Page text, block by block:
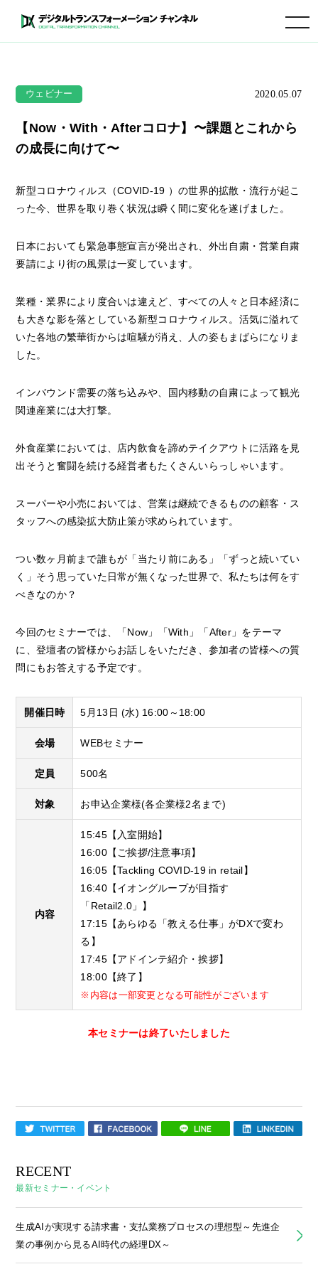
toggle navigation
ウェビナー 2020.05.07
【Now・With・Afterコロナ】〜課題とこれから
の成長に向けて〜
新型コロナウィルス（COVID-19 ）の世界的拡散・流行が起こ
った今、世界を取り巻く状況は瞬く間に変化を遂げました。
日本においても緊急事態宣言が発出され、外出自粛・営業自粛
要請により街の風景は一変しています。
業種・業界により度合いは違えど、すべての人々と日本経済に
も大きな影を落としている新型コロナウィルス。活気に溢れて
いた各地の繁華街からは喧騒が消え、人の姿もまばらになりま
した。
インバウンド需要の落ち込みや、国内移動の自粛によって観光
関連産業には大打撃。
外食産業においては、店内飲食を諦めテイクアウトに活路を見
出そうと奮闘を続ける経営者もたくさんいらっしゃいます。
スーパーや小売においては、営業は継続できるものの顧客・ス
タッフへの感染拡大防止策が求められています。
つい数ヶ月前まで誰もが「当たり前にある」「ずっと続いてい
く」そう思っていた日常が無くなった世界で、私たちは何をす
べきなのか？
今回のセミナーでは、「Now」「With」「After」をテーマ
に、登壇者の皆様からお話しをいただき、参加者の皆様への質
問にもお答えする予定です。
開催日時 5月13日 (水) 16:00～18:00
会場 WEBセミナー
定員 500名
対象 お申込企業様(各企業様2名まで)
内容
15:45【入室開始】
16:00【ご挨拶/注意事項】
16:05【Tackling COVID-19 in retail】
16:40【イオングループが目指す
「Retail2.0」】
17:15【あらゆる「教える仕事」がDXで変わ
る】
17:45【アドインテ紹介・挨拶】
18:00【終了】
※内容は一部変更となる可能性がございます
本セミナーは終了いたしました
RECENT
最新セミナー・イベント
生成AIが実現する請求書・支払業務プロセスの理想型～先進企
業の事例から見るAI時代の経理DX～